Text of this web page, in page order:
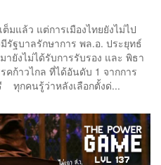
มแล้ว แต่การเมืองไทยยังไม่ไป
รัฐบาลรักษาการ พล.อ. ประยุทธ์
ยังไม่ได้รับการรับรอง และ พิธา
ก้าวไกล ที่ได้อันดับ 1 จากการ
ทุกคนรู้ว่าหลังเลือกตั้งด่...